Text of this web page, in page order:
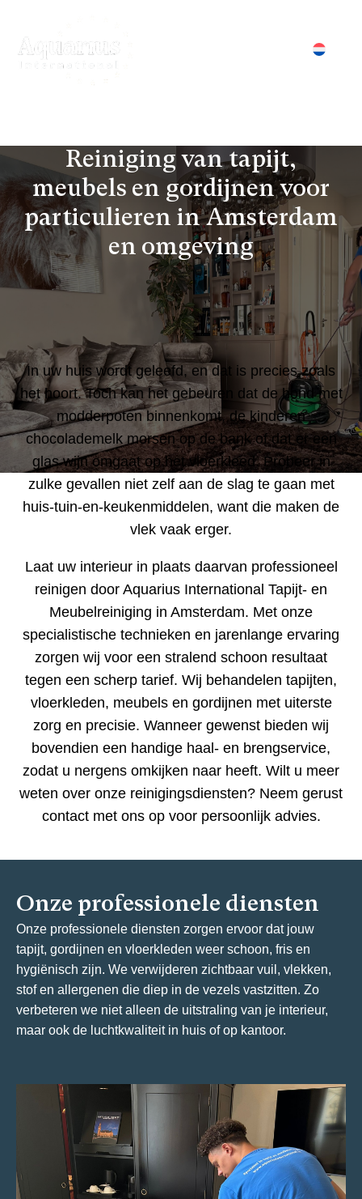
e
n
Reiniging van tapijt,
meubels en gordijnen voor
particulieren in Amsterdam
en omgeving
In uw huis wordt geleefd, en dat is precies zoals
het hoort. Toch kan het gebeuren dat de hond met
modderpoten binnenkomt, de kinderen
chocolademelk morsen op de bank of dat er een
glas wijn omgaat op het vloerkleed. Probeer in
zulke gevallen niet zelf aan de slag te gaan met
huis-tuin-en-keukenmiddelen, want die maken de
vlek vaak erger.
Laat uw interieur in plaats daarvan professioneel
reinigen door Aquarius International Tapijt- en
Meubelreiniging in Amsterdam. Met onze
specialistische technieken en jarenlange ervaring
zorgen wij voor een stralend schoon resultaat
tegen een scherp tarief. Wij behandelen tapijten,
vloerkleden, meubels en gordijnen met uiterste
zorg en precisie. Wanneer gewenst bieden wij
bovendien een handige haal- en brengservice,
zodat u nergens omkijken naar heeft. Wilt u meer
weten over onze reinigingsdiensten? Neem gerust
contact met ons op voor persoonlijk advies.
Onze professionele diensten
Onze professionele diensten zorgen ervoor dat jouw
tapijt, gordijnen en vloerkleden weer schoon, fris en
hygiënisch zijn. We verwijderen zichtbaar vuil, vlekken,
stof en allergenen die diep in de vezels vastzitten. Zo
verbeteren we niet alleen de uitstraling van je interieur,
maar ook de luchtkwaliteit in huis of op kantoor.